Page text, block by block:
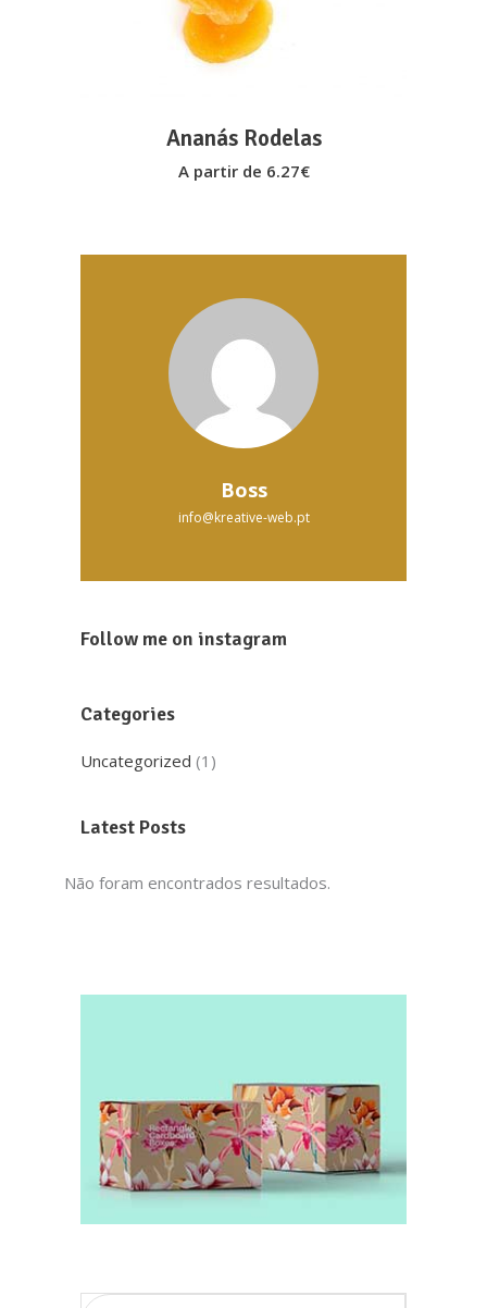
product
Ananás Rodelas
A partir de 6.27€
Boss
info@kreative-web.pt
Follow me on instagram
Categories
Uncategorized (1)
Latest Posts
Não foram encontrados resultados.